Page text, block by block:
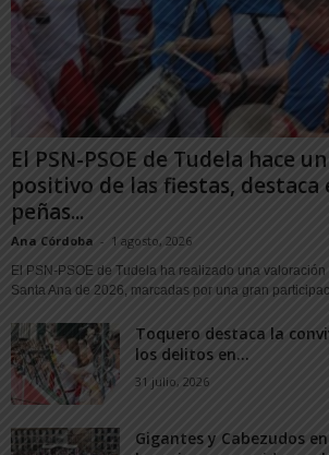
El PSN-PSOE de Tudela hace
positivo de las fiestas, destaca
peñas...
Ana Córdoba - 1 agosto, 2026
El PSN-PSOE de Tudela ha realizado una
Santa Ana de 2026, marcadas por una gran
Toquero destaca la
los delitos en...
31 julio, 2026
Gigantes y Cabezudos